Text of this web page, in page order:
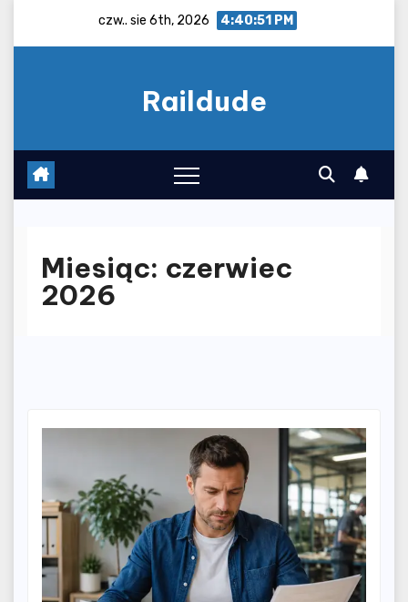
czw.. sie 6th, 2026 4:40:52 PM
Raildude
Miesiąc: czerwiec
2026